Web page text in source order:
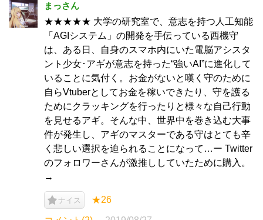
まっさん
★★★★★ 大学の研究室で、意志を持つ人工知能
「AGIシステム」の開発を手伝っている西機守
は、ある日、自身のスマホ内にいた電脳アシスタ
ント少女･アギが意志を持った“強いAI”に進化して
いることに気付く。お金がないと嘆く守のために
自らVtuberとしてお金を稼いできたり、守を護る
ためにクラッキングを行ったりと様々な自己行動
を見せるアギ。そんな中、世界中を巻き込む大事
件が発生し、アギのマスターである守はとても辛
く悲しい選択を迫られることになって…ー Twitter
のフォロワーさんが激推ししていたために購入。
→
ナイス ★26